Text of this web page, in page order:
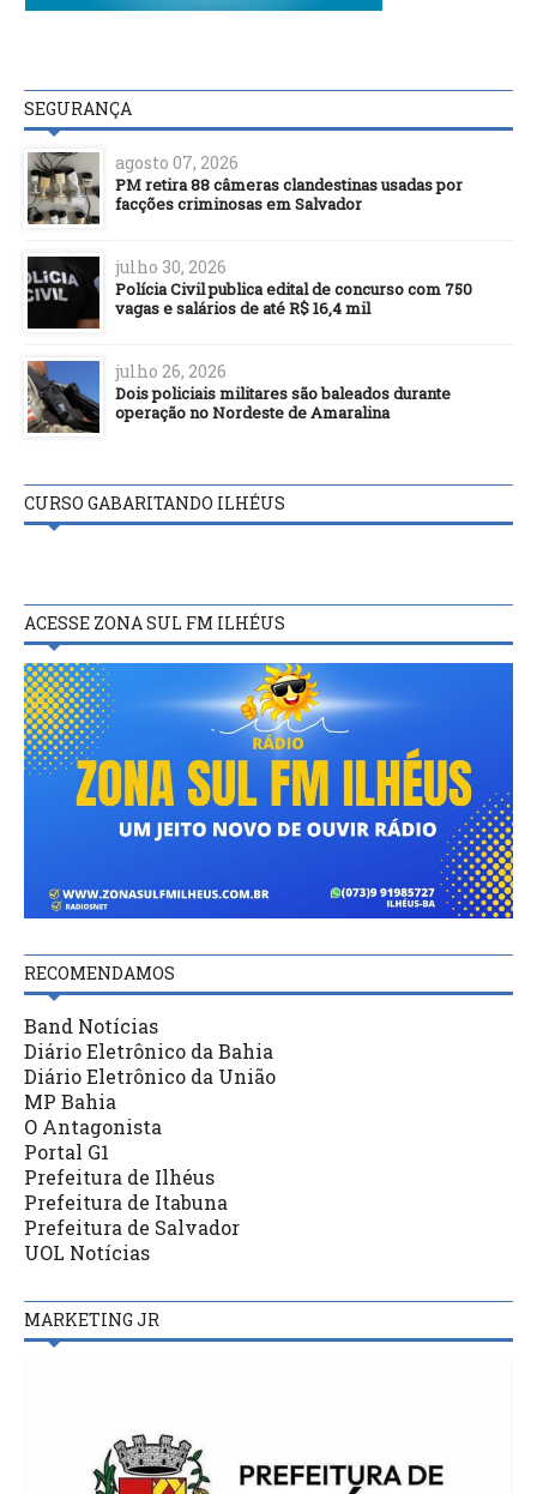
SEGURANÇA
agosto 07, 2026
PM retira 88 câmeras clandestinas usadas por
facções criminosas em Salvador
julho 30, 2026
Polícia Civil publica edital de concurso com 750
vagas e salários de até R$ 16,4 mil
julho 26, 2026
Dois policiais militares são baleados durante
operação no Nordeste de Amaralina
CURSO GABARITANDO ILHÉUS
ACESSE ZONA SUL FM ILHÉUS
RECOMENDAMOS
Band Notícias
Diário Eletrônico da Bahia
Diário Eletrônico da União
MP Bahia
O Antagonista
Portal G1
Prefeitura de Ilhéus
Prefeitura de Itabuna
Prefeitura de Salvador
UOL Notícias
MARKETING JR